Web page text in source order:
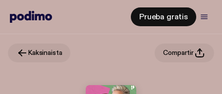
Prueba gratis
Kaksinaista Compartir